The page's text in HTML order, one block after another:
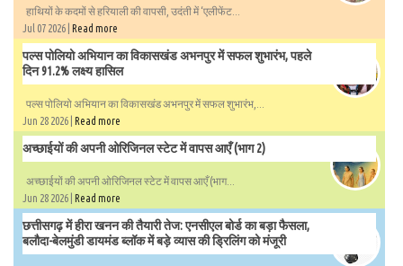
हाथियों के कदमों से हरियाली की वापसी, उदंती में ‘एलीफेंट...
Jul 07 2026 | Read more
पल्स पोलियो अभियान का विकासखंड अभनपुर में सफल शुभारंभ, पहले
दिन 91.2% लक्ष्य हासिल
पल्स पोलियो अभियान का विकासखंड अभनपुर में सफल शुभारंभ,...
Jun 28 2026 | Read more
अच्छाईयों की अपनी ओरिजिनल स्टेट में वापस आएँ (भाग 2)
अच्छाईयों की अपनी ओरिजिनल स्टेट में वापस आएँ (भाग...
Jun 28 2026 | Read more
छत्तीसगढ़ में हीरा खनन की तैयारी तेज: एनसीएल बोर्ड का बड़ा फैसला,
बलौदा-बेलमुंडी डायमंड ब्लॉक में बड़े व्यास की ड्रिलिंग को मंजूरी